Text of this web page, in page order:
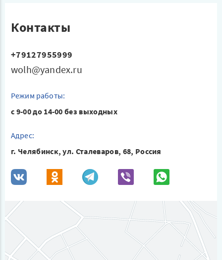
Контакты
+79127955999
wolh@yandex.ru
Режим работы:
с 9-00 до 14-00 без выходных
Адрес:
г. Челябинск, ул. Сталеваров, 68, Россия